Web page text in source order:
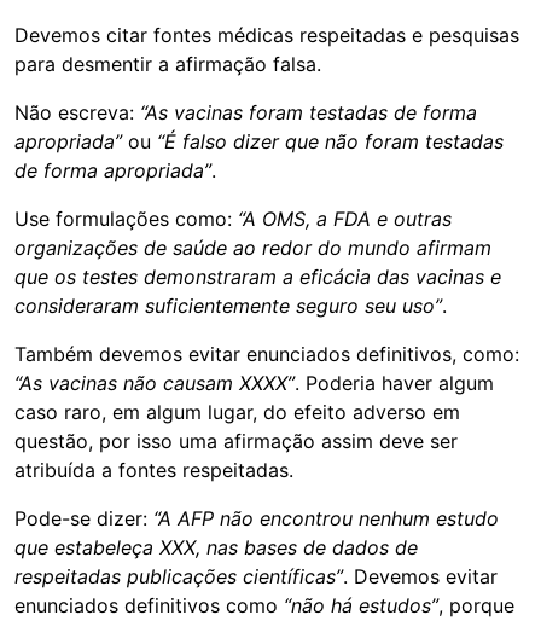
Devemos citar fontes médicas respeitadas e pesquisas
para desmentir a afirmação falsa.
Não escreva: “As vacinas foram testadas de forma
apropriada”ou “É falso dizer que não foram testadas
de forma apropriada”.
Use formulações como: “A OMS, a FDA e outras
organizações de saúde ao redor do mundo afirmam
que os testes demonstraram a eficácia das vacinas e
consideraram suficientemente seguro seu uso”.
Também devemos evitar enunciados definitivos, como:
“As vacinas não causam XXXX”. Poderia haver algum
caso raro, em algum lugar, do efeito adverso em
questão, por isso uma afirmação assim deve ser
atribuída a fontes respeitadas.
Pode-se dizer: “A AFP não encontrou nenhum estudo
que estabeleça XXX, nas bases de dados de
respeitadas publicações científicas”. Devemos evitar
enunciados definitivos como “não há estudos”, porque